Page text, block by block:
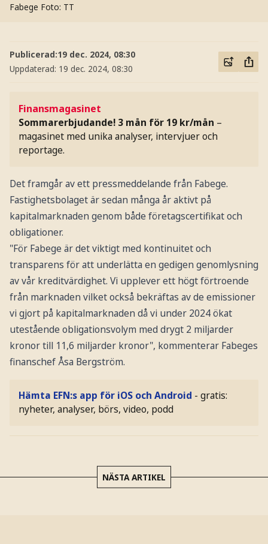
Fabege Foto: TT
Publicerad:19 dec. 2024, 08:30
Uppdaterad: 19 dec. 2024, 08:30
Finansmagasinet
Sommarerbjudande! 3 mån för 19 kr/mån –
magasinet med unika analyser, intervjuer och
reportage.
Det framgår av ett pressmeddelande från Fabege.
Fastighetsbolaget är sedan många år aktivt på
kapitalmarknaden genom både företagscertifikat och
obligationer.
"För Fabege är det viktigt med kontinuitet och
transparens för att underlätta en gedigen genomlysning
av vår kreditvärdighet. Vi upplever ett högt förtroende
från marknaden vilket också bekräftas av de emissioner
vi gjort på kapitalmarknaden då vi under 2024 ökat
utestående obligationsvolym med drygt 2 miljarder
kronor till 11,6 miljarder kronor", kommenterar Fabeges
finanschef Åsa Bergström.
Hämta EFN:s app för iOS och Android - gratis:
nyheter, analyser, börs, video, podd
NÄSTA ARTIKEL